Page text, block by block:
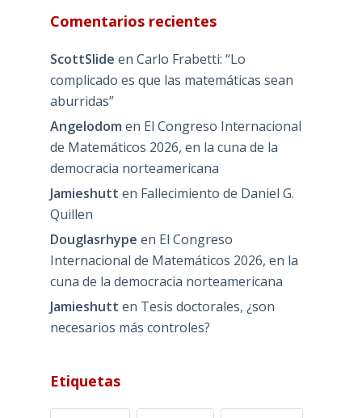
Comentarios recientes
ScottSlide en Carlo Frabetti: “Lo
complicado es que las matemáticas sean
aburridas”
Angelodom en El Congreso Internacional
de Matemáticos 2026, en la cuna de la
democracia norteamericana
Jamieshutt en Fallecimiento de Daniel G.
Quillen
Douglasrhype en El Congreso
Internacional de Matemáticos 2026, en la
cuna de la democracia norteamericana
Jamieshutt en Tesis doctorales, ¿son
necesarios más controles?
Etiquetas